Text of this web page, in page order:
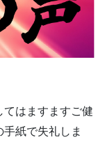
はますますご健
紙で失礼しま